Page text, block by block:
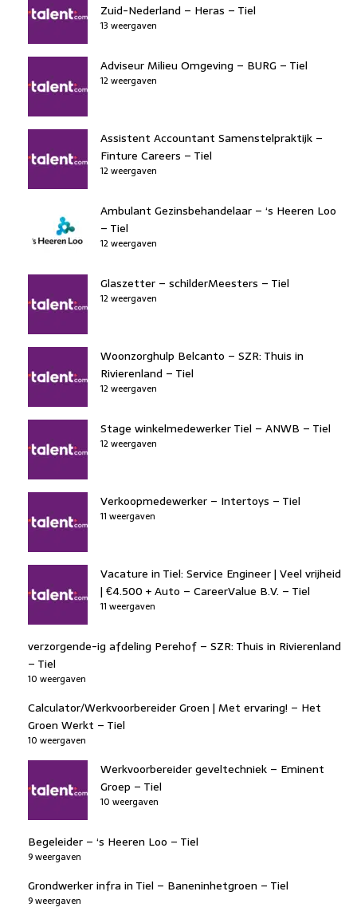
Zuid-Nederland – Heras – Tiel
13 weergaven
Adviseur Milieu Omgeving – BURG – Tiel
12 weergaven
Assistent Accountant Samenstelpraktijk –
Finture Careers – Tiel
12 weergaven
Ambulant Gezinsbehandelaar – ‘s Heeren Loo
– Tiel
12 weergaven
Glaszetter – schilderMeesters – Tiel
12 weergaven
Woonzorghulp Belcanto – SZR: Thuis in
Rivierenland – Tiel
12 weergaven
Stage winkelmedewerker Tiel – ANWB – Tiel
12 weergaven
Verkoopmedewerker – Intertoys – Tiel
11 weergaven
Vacature in Tiel: Service Engineer | Veel vrijheid
| €4.500 + Auto – CareerValue B.V. – Tiel
11 weergaven
verzorgende-ig afdeling Perehof – SZR: Thuis in Rivierenland
– Tiel
10 weergaven
Calculator/Werkvoorbereider Groen | Met ervaring! – Het
Groen Werkt – Tiel
10 weergaven
Werkvoorbereider geveltechniek – Eminent
Groep – Tiel
10 weergaven
Begeleider – ‘s Heeren Loo – Tiel
9 weergaven
Grondwerker infra in Tiel – Baneninhetgroen – Tiel
9 weergaven